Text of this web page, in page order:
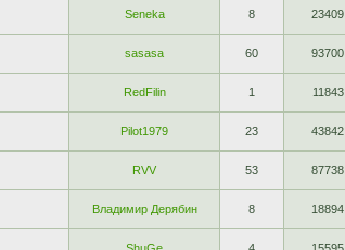
Seneka 8 23409
sasasa 60 93700
RedFilin 1 11843
Pilot1979 23 43842
RVV 53 87738
Владимир Дерябин 8 18894